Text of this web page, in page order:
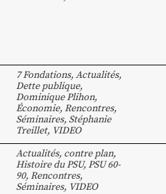
7 Fondations, Actualités,
Dette publique,
Dominique Plihon,
Économie, Rencontres,
Séminaires, Stéphanie
Treillet, VIDEO
Actualités, contre plan,
Histoire du PSU, PSU 60-
90, Rencontres,
Séminaires, VIDEO